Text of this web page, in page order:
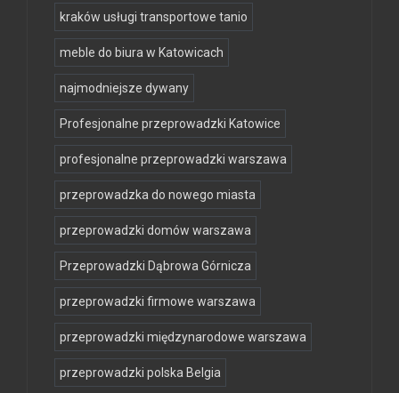
kraków usługi transportowe tanio
meble do biura w Katowicach
najmodniejsze dywany
Profesjonalne przeprowadzki Katowice
profesjonalne przeprowadzki warszawa
przeprowadzka do nowego miasta
przeprowadzki domów warszawa
Przeprowadzki Dąbrowa Górnicza
przeprowadzki firmowe warszawa
przeprowadzki międzynarodowe warszawa
przeprowadzki polska Belgia